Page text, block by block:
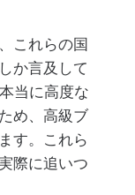
これらの国
か言及して
当に高度な
め、高級ブ
す。これら
際に追いつ